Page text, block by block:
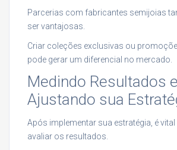
Parcerias com fabricantes semijoias
ser vantajosas.
Criar coleções exclusivas ou
pode gerar um diferencial no mercado.
Medindo Resultados e
Ajustando sua
Após implementar sua estratégia, é
avaliar os resultados.